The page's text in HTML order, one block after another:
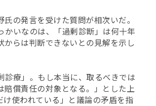
の発言を受けた質問が相次いだ。
いなのは、「過剰診断」は何十年
らは判断できないとの見解を示し
療」。もし本当に、取るべきでは
償責任の対象となる。」とした上
使われている」と議論の矛盾を指